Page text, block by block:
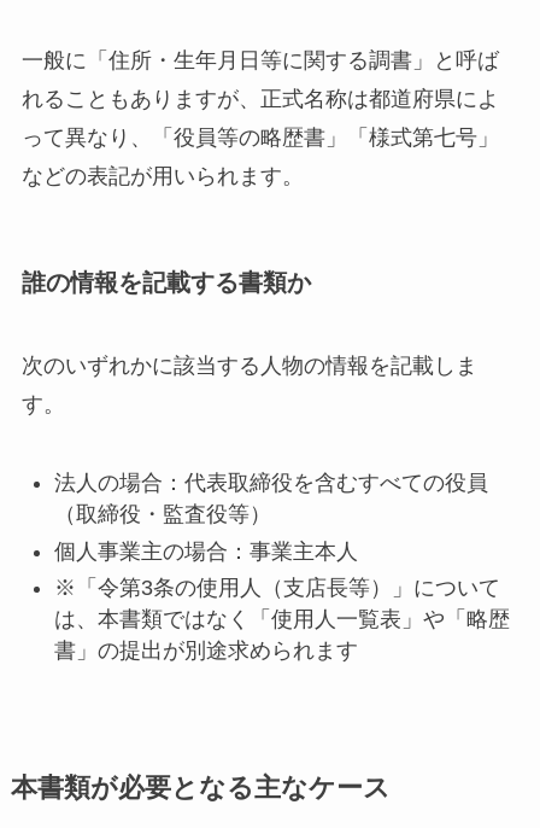
一般に「住所・生年月日等に関する調書」と呼ば
れることもありますが、正式名称は都道府県によ
って異なり、「役員等の略歴書」「様式第七号」
などの表記が用いられます。
誰の情報を記載する書類か
次のいずれかに該当する人物の情報を記載しま
す。
法人の場合：代表取締役を含むすべての役員
（取締役・監査役等）
個人事業主の場合：事業主本人
※「令第3条の使用人（支店長等）」について
は、本書類ではなく「使用人一覧表」や「略歴
書」の提出が別途求められます
本書類が必要となる主なケース